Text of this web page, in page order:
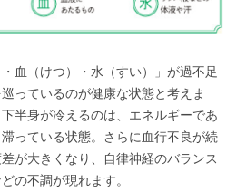
血（けつ）・水（すい）」が過不足
っているのが健康な状態と考えま
半身が冷えるのは、エネルギーであ
っている状態。さらに血行不良が続
が大きくなり、自律神経のバランス
の不調が現れます。